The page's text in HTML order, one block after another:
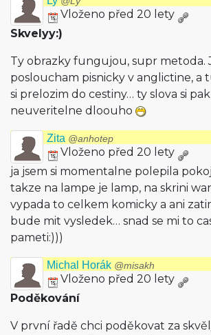
Vloženo před 20 lety
Skvelyy:)
Ty obrazky fungujou, supr metoda.
posloucham pisnicky v anglictine, a
si prelozim do cestiny… ty slova si
neuveritelne dloouho
Zita @anhotep
Vloženo před 20 lety
ja jsem si momentalne polepila
takze na lampe je lamp, na skrini
vypada to celkem komicky a ani
bude mit vysledek… snad se mi to
pameti:)))
Michal Horák @misakh
Vloženo před 20 lety
Poděkování
V první řadě chci poděkovat za